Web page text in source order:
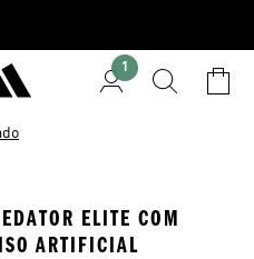
1
ELITE COM
ARTIFICIAL